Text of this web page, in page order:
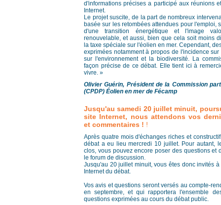
d'informations précises a participé aux réunions
Internet.
Le projet suscite, de la part de nombreux
basée sur les retombées attendues pour l'emploi,
d'une transition énergétique et l'image
renouvelable, et aussi, bien que cela soit moins
la taxe spéciale sur l'éolien en mer. Cependant,
exprimées notamment à propos de l'incidence
sur l'environnement et la biodiversité. La
façon précise de ce débat. Elle tient ici à
vivre. »
Olivier Guérin, Président de la Commission
(CPDP) Éolien en mer de Fécamp
Jusqu'au samedi 20 juillet minuit,
site Internet, nous attendons vos
et commentaires ! !
Après quatre mois d'échanges riches et
débat a eu lieu mercredi 10 juillet. Pour autant,
clos, vous pouvez encore poser des questions et
le forum de discussion.
Jusqu'au 20 juillet minuit, vous êtes donc invités
Internet du débat.
Vos avis et questions seront versés au compte-
en septembre, et qui rapportera l'ensemble
questions exprimées au cours du débat public.